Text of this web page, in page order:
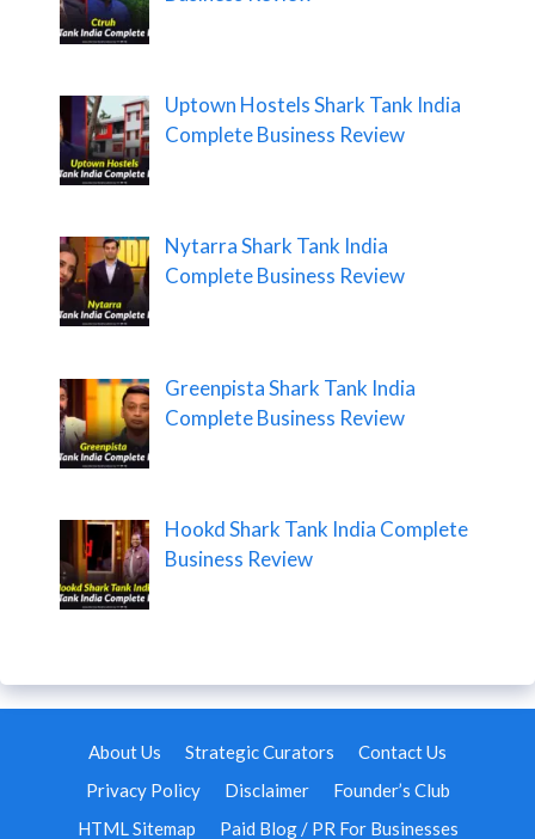
Uptown Hostels Shark Tank India
Complete Business Review
Nytarra Shark Tank India
Complete Business Review
Greenpista Shark Tank India
Complete Business Review
Hookd Shark Tank India Complete
Business Review
About Us Strategic Curators
Contact Us
Privacy Policy
Disclaimer
Founder’s Club
HTML Sitemap
Paid Blog / PR For Businesses